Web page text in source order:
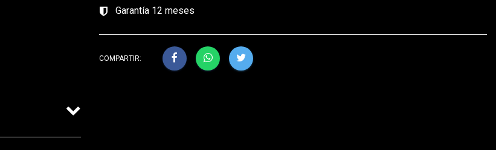
Garantía 12 meses
COMPARTIR: